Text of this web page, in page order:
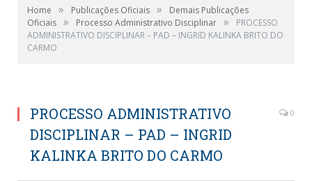
Home » Publicações Oficiais »
Demais Publicações
Oficiais » Processo Administrativo Disciplinar »
PROCESSO
ADMINISTRATIVO DISCIPLINAR – PAD – INGRID KALINKA BRITO DO
CARMO
PROCESSO ADMINISTRATIVO
DISCIPLINAR – PAD – INGRID
KALINKA BRITO DO CARMO
0